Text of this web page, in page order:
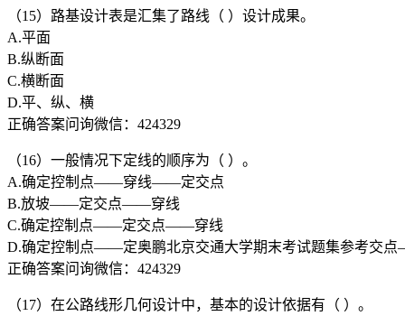
（15）路基设计表是汇集了路线（ ）设计成果。
A.平面
B.纵断面
C.横断面
D.平、纵、横
正确答案问询微信：424329
（16）一般情况下定线的顺序为（ ）。
A.确定控制点——穿线——定交点
B.放坡——定交点——穿线
C.确定控制点——定交点——穿线
D.确定控制点——定奥鹏北京交通大学期末考试题集参考
正确答案问询微信：424329
（17）在公路线形几何设计中，基本的设计依据有（ ）。